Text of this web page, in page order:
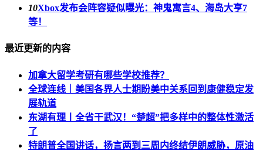
10Xbox发布会阵容疑似曝光：神鬼寓言4、海岛大亨7
等！
最近更新的内容
加拿大留学考研有哪些学校推荐？
全球连线｜美国各界人士期盼美中关系回到康健稳定发
展轨道
东湖有理丨全省干武汉！“楚超”把多样中的整体性激活
了
特朗普全国讲话，扬言两到三周内终结伊朗威胁，原油